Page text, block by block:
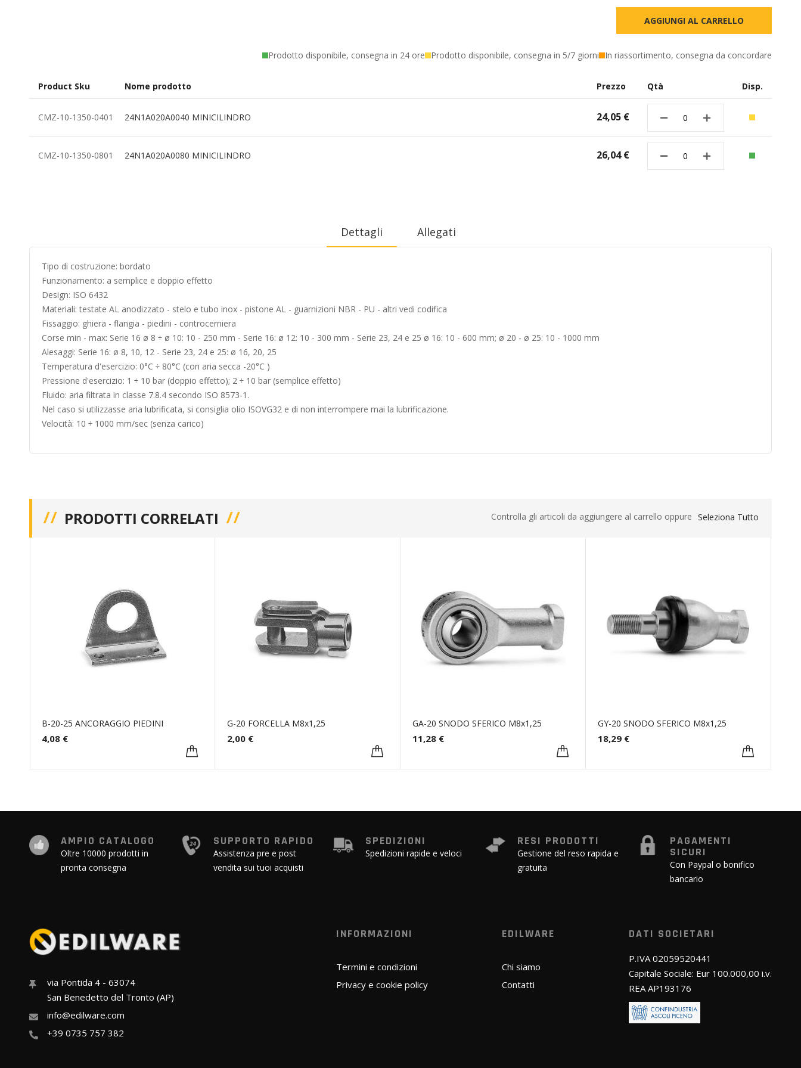
AGGIUNGI AL CARRELLO
Prodotto disponibile, consegna in 24 ore Prodotto disponibile, consegna in 5/7 giorni In riassortimento, consegna da concordare
prodotti
raggruppati
Product Sku Nome prodotto Prezzo Qtà Disp.
CMZ-10-1350-0401 24N1A020A0040 MINICILINDRO 24,05 €
CMZ-10-1350-0801 24N1A020A0080 MINICILINDRO 26,04 €
Dettagli
Tipo di costruzione: bordato
Funzionamento: a semplice e doppio effetto
Design: ISO 6432
Materiali: testate AL anodizzato - stelo e tubo inox - pistone AL - guarnizioni NBR - PU - altri vedi codifica
Fissaggio: ghiera - flangia - piedini - controcerniera
Corse min - max: Serie 16 ø 8 ÷ ø 10: 10 - 250 mm - Serie 16: ø 12: 10 - 300 mm - Serie 23, 24 e 25 ø 16: 10 - 600 mm; ø 20 - ø 25: 10 - 1000 mm
Alesaggi: Serie 16: ø 8, 10, 12 - Serie 23, 24 e 25: ø 16, 20, 25
Temperatura d'esercizio: 0°C ÷ 80°C (con aria secca -20°C )
Pressione d'esercizio: 1 ÷ 10 bar (doppio effetto); 2 ÷ 10 bar (semplice effetto)
Fluido: aria filtrata in classe 7.8.4 secondo ISO 8573-1.
Nel caso si utilizzasse aria lubrificata, si consiglia olio ISOVG32 e di non interrompere mai la lubrificazione.
Velocità: 10 ÷ 1000 mm/sec (senza carico)
Allegati
PRODOTTI CORRELATI Controlla gli articoli da aggiungere al carrello oppure Seleziona Tutto
B-20-25 ANCORAGGIO PIEDINI
4,08 €
G-20 FORCELLA M8x1,25
2,00 €
GA-20 SNODO SFERICO M8x1,25
11,28 €
GY-20 SNODO SFERICO M8x1,25
18,29 €
AMPIO CATALOGO
Oltre 10000 prodotti in
pronta consegna
SUPPORTO RAPIDO
Assistenza pre e post
vendita sui tuoi acquisti
SPEDIZIONI
Spedizioni rapide e veloci
RESI PRODOTTI
Gestione del reso rapida e
gratuita
PAGAMENTI
SICURI
Con Paypal o bonifico
bancario
via Pontida 4 - 63074
San Benedetto del Tronto (AP)
info@edilware.com
+39 0735 757 382
INFORMAZIONI
Termini e condizioni
Privacy e cookie policy
EDILWARE
Chi siamo
Contatti
DATI SOCIETARI
P.IVA 02059520441
Capitale Sociale: Eur 100.000,00 i.v.
REA AP193176